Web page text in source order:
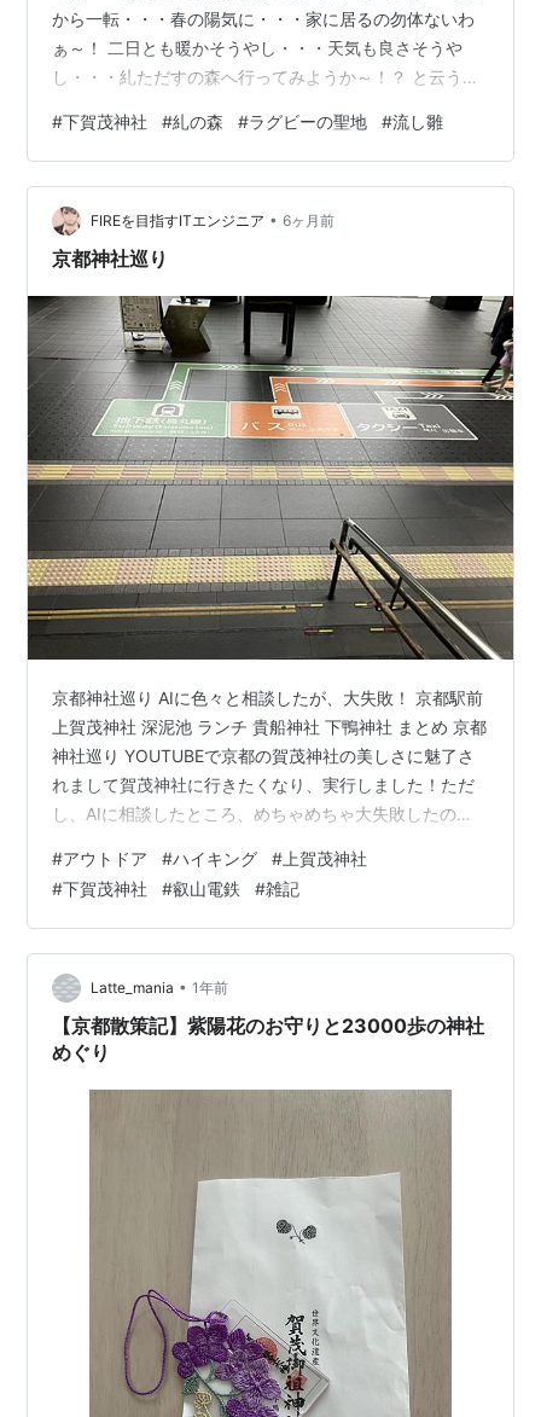
から一転・・・春の陽気に・・・家に居るの勿体ないわ
ぁ～！ 二日とも暖かそうやし・・・天気も良さそうや
し・・・糺ただすの森へ行ってみようか～！？ と云う訳
ことが無かった・・・下賀茂神社へ行ってみること
に・・・ 国道一号線を東へと走り・・・堀川五条交差点
を左折して北上し御池通を右折して東進・・・ 川原町御
池を左折して、更に北上・・・ 出町柳よりもう少し北上
して下賀茂神社西駐車場へ到着！ 神社の横から入ったけ
#下賀茂神社 #糺の森 #ラグビーの聖地 #流し雛
FIREを目指すITエンジニア • 6ヶ月前
京都神社巡り
京都神社巡り AIに色々と相談したが、大失敗！ 京都駅前
上賀茂神社 深泥池 ランチ 貴船神社 下鴨神社 まとめ 京都
神社巡り YOUTUBEで京都の賀茂神社の美しさに魅了さ
れまして賀茂神社に行きたくなり、実行しました！ただ
し、AIに相談したところ、めちゃめちゃ大失敗したの
す！ AIに色々と相談したが、大失敗！ youtube.com こ
のショート動画の景色に魅せられて賀茂神社に行きた
い！っと思いAIに相談の上、スケジュールと移動方法を
確認のうえ、当日は万全の状態で臨んだつもりでし
た・・・ 私が行きたかったのは、京都市右京区にある
「賀茂神社」で…
#アウトドア #ハイキング # 上賀茂神社
#下賀茂神社 #叡山電鉄 #雑記
Latte_mania • 1年前
【京都散策記】紫陽花のお守りと23000歩の神社
めぐり